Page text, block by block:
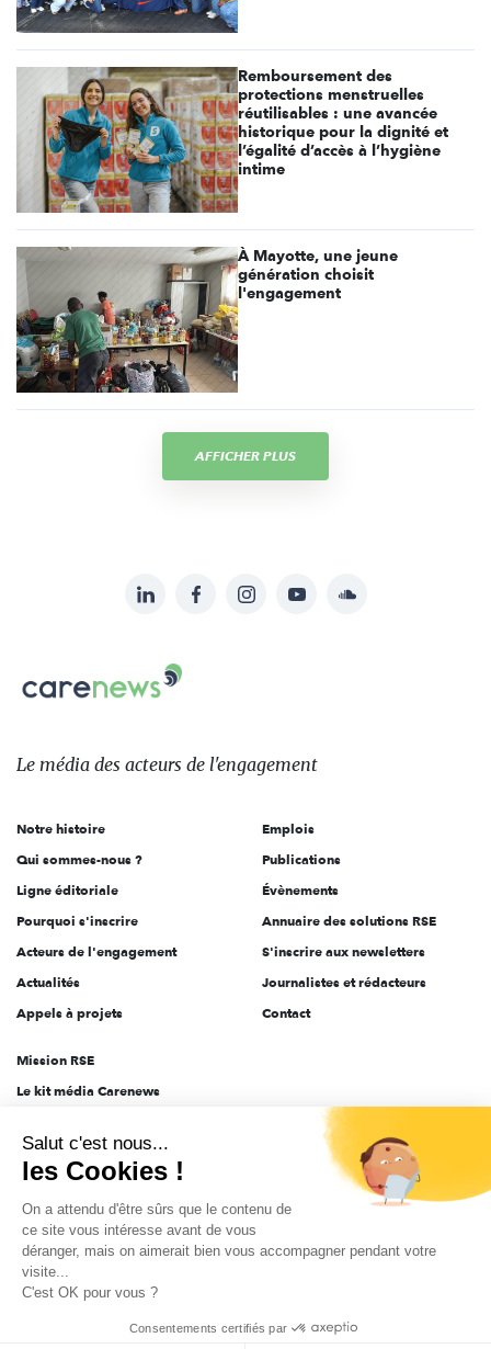
Remboursement des
protections menstruelles
réutilisables : une avancée
historique pour la dignité et
l’égalité d’accès à l’hygiène
intime
À Mayotte, une jeune
génération choisit
l'engagement
AFFICHER PLUS
sur:
LinkedInFacebookInstagramYouTubeSoundcloud
Carenews,
Le
des
l'engagement
Le média des acteurs de l'engagement
Notre histoire
Qui sommes-nous ?
Ligne éditoriale
Pourquoi s'inscrire
Acteurs de l'engagement
Actualités
Appels à projets
Emplois
Publications
Évènements
Annuaire des solutions RSE
S'inscrire aux newsletters
Journalistes et rédacteurs
Contact
Mission RSE
Le kit média Carenews
AEF info
Novethic
PRODURABLE
Inclusiv Day
Données personnelles Mentions légales 2025-2026 Tout droits réservés
Salut c'est nous...
les Cookies !
On a attendu d'être sûrs que le contenu de
ce site vous intéresse avant de vous
déranger, mais on aimerait bien vous accompagner pendant votre
visite...
C'est OK pour vous ?
Consentements certifiés par